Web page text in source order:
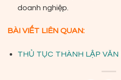
doanh nghiệp.
BÀI VIẾT LIÊN QUAN:
THỦ TỤC THÀNH LẬP VĂN